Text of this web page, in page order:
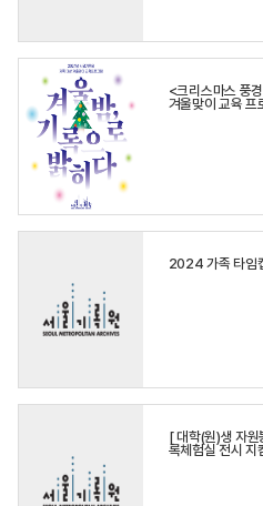
<크리스마스 풍
겨울맞이 교육 프
2024 가족 타임
[ 대학(원)생 자원봉사자 모집] 서울기록원 어린이 기
록체험실 전시 지